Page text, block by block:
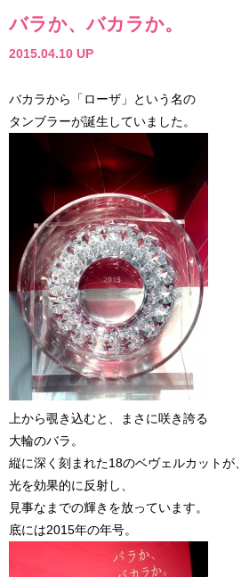
バラか、バカラか。
2015.04.10 UP
バカラから「ローザ」という名の
タンブラーが誕生していました。
上から覗き込むと、まさに咲き誇る
大輪のバラ。
縦に深く刻まれた18のベヴェルカットが、
光を効果的に反射し、
見事なまでの輝きを放っています。
底には2015年の年号。